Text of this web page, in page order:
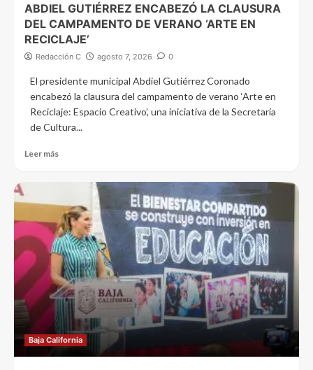
ABDIEL GUTIÉRREZ ENCABEZÓ LA CLAUSURA
DEL CAMPAMENTO DE VERANO ‘ARTE EN
RECICLAJE’
Redacción C agosto 7, 2026 0
El presidente municipal Abdiel Gutiérrez Coronado
encabezó la clausura del campamento de verano ‘Arte en
Reciclaje: Espacio Creativo’, una iniciativa de la Secretaría
de Cultura...
Leer más
Baja California